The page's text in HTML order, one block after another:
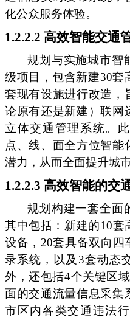
化公众服务体验。
1.2.2.2 高效智能交通
规划与实施城市智
级项目，包含新建30套
套现有设施进行改造，
论原有还是新建）联网
立体交通管理系统。
点、线、面全方位智能
潜力，从而全面提升城
1.2.2.3 高效智能的交
规划构建一套全面
其中包括：新建的10套
设备，20套具备双向四
录系统，以及3套动态
外，还包括4个关键区
面的交通流量信息采集
市区内各类交通违法